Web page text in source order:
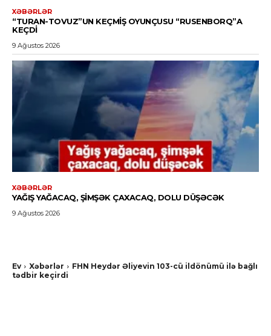
XƏBƏRLƏR
“TURAN-TOVUZ”UN KEÇMIŞ OYUNÇUSU “RUSENBORQ”A
KEÇDI
9 Ağustos 2026
XƏBƏRLƏR
YAĞIŞ YAĞACAQ, ŞIMŞƏK ÇAXACAQ, DOLU DÜŞƏCƏK
9 Ağustos 2026